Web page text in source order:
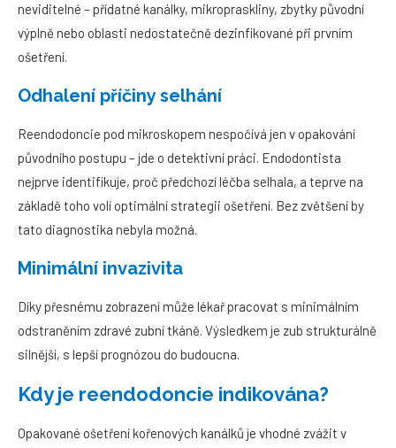
neviditelné – přídatné kanálky, mikropraskliny, zbytky původní
výplně nebo oblasti nedostatečně dezinfikované při prvním
ošetření.
Odhalení příčiny selhání
Reendodoncie pod mikroskopem nespočívá jen v opakování
původního postupu – jde o detektivní práci. Endodontista
nejprve identifikuje, proč předchozí léčba selhala, a teprve na
základě toho volí optimální strategii ošetření. Bez zvětšení by
tato diagnostika nebyla možná.
Minimální invazivita
Díky přesnému zobrazení může lékař pracovat s minimálním
odstraněním zdravé zubní tkáně. Výsledkem je zub strukturálně
silnější, s lepší prognózou do budoucna.
Kdy je reendodoncie indikována?
Opakované ošetření kořenových kanálků je vhodné zvážit v